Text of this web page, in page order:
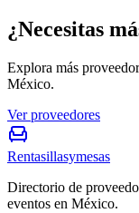
¿Necesitas
Explora más
México.
Ver proveedores
Rentasillasymesas
Directorio de
eventos en México.